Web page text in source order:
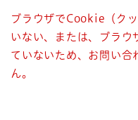
ブラウザでCookie（ク
いない、または、ブラ
ていないため、お問い合
ん。